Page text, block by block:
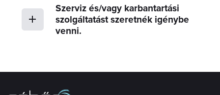
Szerviz és/vagy karbantartási
szolgáltatást szeretnék igénybe
venni.